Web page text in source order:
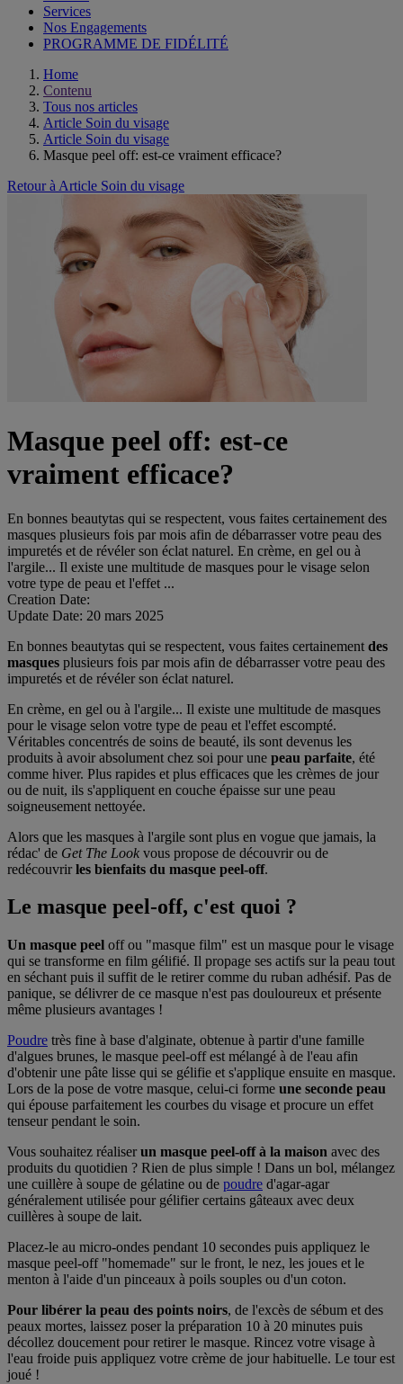
Services
Nos Engagements
PROGRAMME DE FIDÉLITÉ
Home
Contenu
Tous nos articles
Article Soin du visage
Article Soin du visage
Masque peel off: est-ce vraiment efficace?
Retour à Article Soin du visage
Masque peel off: est-ce
vraiment efficace?
En bonnes beautytas qui se respectent, vous faites certainement des
masques plusieurs fois par mois afin de débarrasser votre peau des
impuretés et de révéler son éclat naturel. En crème, en gel ou à
l'argile... Il existe une multitude de masques pour le visage selon
votre type de peau et l'effet ...
Creation Date:
Update Date: 20 mars 2025
En bonnes beautytas qui se respectent, vous faites certainement des
masques plusieurs fois par mois afin de débarrasser votre peau des
impuretés et de révéler son éclat naturel.
En crème, en gel ou à l'argile... Il existe une multitude de masques
pour le visage selon votre type de peau et l'effet escompté.
Véritables concentrés de soins de beauté, ils sont devenus les
produits à avoir absolument chez soi pour une peau parfaite, été
comme hiver. Plus rapides et plus efficaces que les crèmes de jour
ou de nuit, ils s'appliquent en couche épaisse sur une peau
soigneusement nettoyée.
Alors que les masques à l'argile sont plus en vogue que jamais, la
rédac' de Get The Look vous propose de découvrir ou de
redécouvrirles bienfaits du masque peel-off.
Le masque peel-off, c'est quoi ?
Un masque peel off ou "masque film" est un masque pour le visage
qui se transforme en film gélifié. Il propage ses actifs sur la peau tout
en séchant puis il suffit de le retirer comme du ruban adhésif. Pas de
panique, se délivrer de ce masque n'est pas douloureux et présente
même plusieurs avantages !
Poudre très fine à base d'alginate, obtenue à partir d'une famille
d'algues brunes, le masque peel-off est mélangé à de l'eau afin
d'obtenir une pâte lisse qui se gélifie et s'applique ensuite en masque.
Lors de la pose de votre masque, celui-ci forme une seconde peau
qui épouse parfaitement les courbes du visage et procure un effet
tenseur pendant le soin.
Vous souhaitez réaliserun masque peel-off à la maison avec des
produits du quotidien ? Rien de plus simple ! Dans un bol, mélangez
une cuillère à soupe de gélatine ou de poudre d'agar-agar
généralement utilisée pour gélifier certains gâteaux avec deux
cuillères à soupe de lait.
Placez-le au micro-ondes pendant 10 secondes puis appliquez le
masque peel-off "homemade" sur le front, le nez, les joues et le
menton à l'aide d'un pinceaux à poils souples ou d'un coton.
Pour libérer la peau des points noirs, de l'excès de sébum et des
peaux mortes, laissez poser la préparation 10 à 20 minutes puis
décollez doucement pour retirer le masque. Rincez votre visage à
l'eau froide puis appliquez votre crème de jour habituelle. Le tour est
joué !